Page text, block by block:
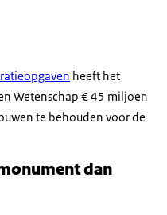
heeft het
Wetenschap € 45 miljoen
te behouden voor de
dan